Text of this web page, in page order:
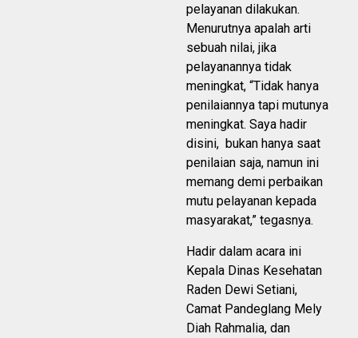
pelayanan dilakukan.
Menurutnya apalah arti
sebuah nilai, jika
pelayanannya tidak
meningkat, “Tidak hanya
penilaiannya tapi mutunya
meningkat. Saya hadir
disini, bukan hanya saat
penilaian saja, namun ini
memang demi perbaikan
mutu pelayanan kepada
masyarakat,” tegasnya.
Hadir dalam acara ini
Kepala Dinas Kesehatan
Raden Dewi Setiani,
Camat Pandeglang Mely
Diah Rahmalia, dan